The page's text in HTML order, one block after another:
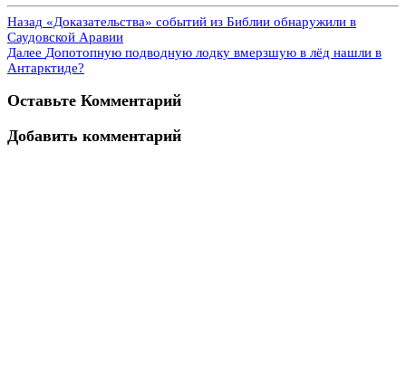
Назад «Доказательства» событий из Библии обнаружили в
Саудовской Аравии
Далее Допотопную подводную лодку вмерзшую в лёд нашли в
Антарктиде?
Оставьте Комментарий
Добавить комментарий